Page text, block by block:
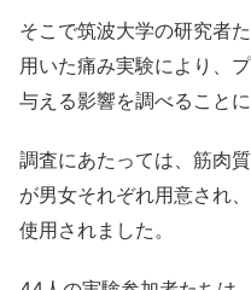
そこで筑波大学の研究者
用いた痛み実験により、
与える影響を調べることに
調査にあたっては、筋肉
が男女それぞれ用意され
使用されました。